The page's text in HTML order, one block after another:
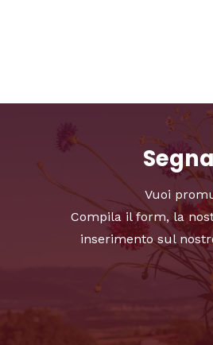
Vuoi
Compila il form, la
inserimento sul